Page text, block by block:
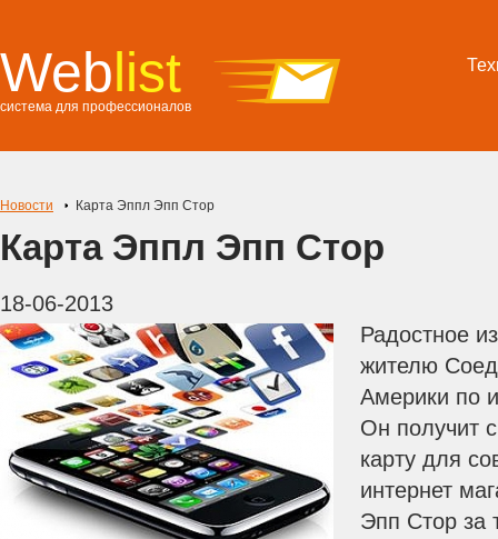
Weblist
система для профессионалов
Новости Карта Эппл Эпп Стор
Карта Эппл Эпп Стор
18-06-2013
Радостное
жителю
Америки по
Он получит
карту для
интернет
Эпп Стор за